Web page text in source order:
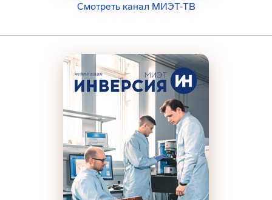
Смотреть канал МИЭТ-ТВ